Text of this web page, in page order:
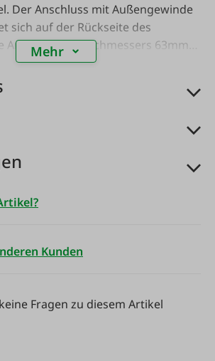
Der Anschluss mit Außengewinde
sich auf der Rückseite des
Angabe des Durchmessers 63mm
äußeren Gehäusedurchmesser
den Ausschnitt im
der Schalttafel.
Mehr
Kunden
Fragen zu diesem Artikel